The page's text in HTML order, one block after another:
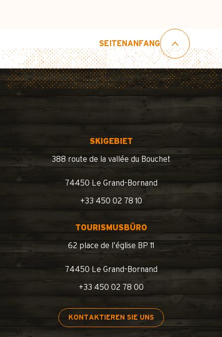
SEITENANFANG
SKIGEBIET
388 route de la vallée du Bouchet
74450 Le Grand-Bornand
+33 450 02 78 10
TOURISMUSBÜRO
62 place de l’église BP 11
74450 Le Grand-Bornand
+33 450 02 78 00
KONTAKTIEREN SIE UNS